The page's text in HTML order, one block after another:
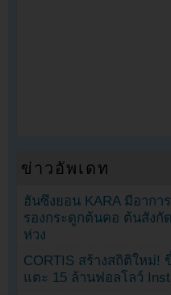
ข่าวอัพเดท
ฮันซึงยอน KARA มีอาก
รองกระดูกต้นคอ ต้นสังกั
ห่วง
CORTIS สร้างสถิติใหม่!
แตะ 15 ล้านฟอลโลว์